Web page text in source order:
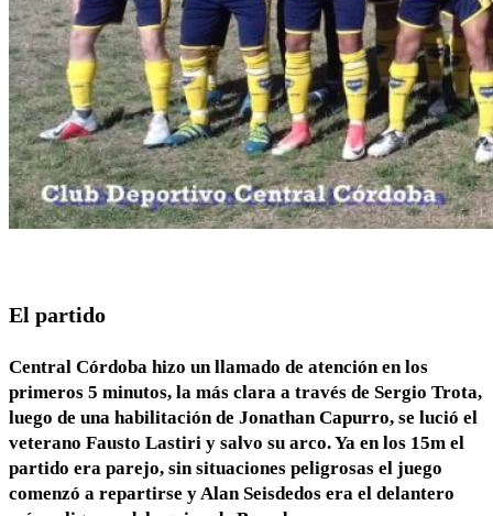
El partido
Central Córdoba hizo un llamado de atención en los
primeros 5 minutos, la más clara a través de Sergio Trota,
luego de una habilitación de Jonathan Capurro, se lució el
veterano Fausto Lastiri y salvo su arco. Ya en los 15m el
partido era parejo, sin situaciones peligrosas el juego
comenzó a repartirse y Alan Seisdedos era el delantero